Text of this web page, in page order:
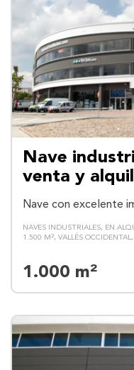
Nave
venta y
Nave con excelente
NAVES INDUSTRIALES EN
1.500 M² VALLÉS OCCIDENTAL
1.000 m²